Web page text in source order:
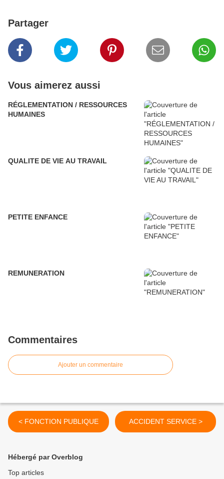
Partager
Vous aimerez aussi
RÉGLEMENTATION / RESSOURCES
HUMAINES
QUALITE DE VIE AU TRAVAIL
PETITE ENFANCE
REMUNERATION
Commentaires
Ajouter un commentaire
< FONCTION PUBLIQUE ACCIDENT SERVICE >
Hébergé par Overblog
Top articles